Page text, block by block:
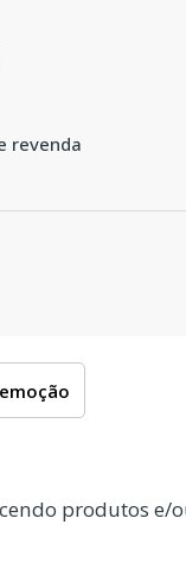
revenda
produtos e/